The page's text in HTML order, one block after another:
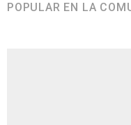
POPULAR EN LA